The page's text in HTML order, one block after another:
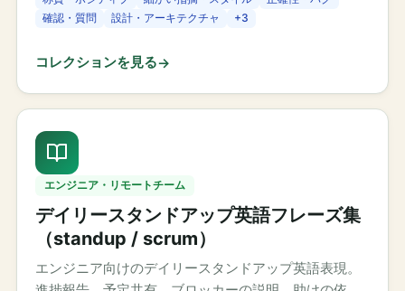
確認・質問
設計・アーキテクチャ +3
コレクションを見る→
エンジニア・リモートチーム
デイリースタンドアップ英語フレーズ集
（standup / scrum）
エンジニア向けのデイリースタンドアップ英語表現。